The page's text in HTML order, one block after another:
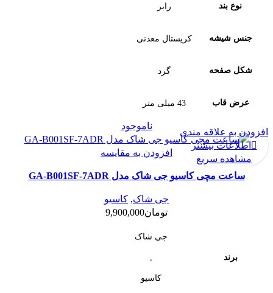
نوع بند رابر
جنس شیشه کریستال معدنی
شکل صفحه گرد
عرض قاب 43 میلی متر
ناموجود
افزودن به مقایسه
ساعت مچی کاسیو جی شاک مدل GA-B001SF-7ADR
جی شاک, کاسیو
تومان9,900,000
برند
جی شاک
کاسیو
افزودن به علاقه مندی
اطلاعات بیشتر
مشاهده سریع